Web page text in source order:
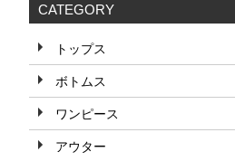
CATEGORY
トップス
ボトムス
ワンピース
アウター